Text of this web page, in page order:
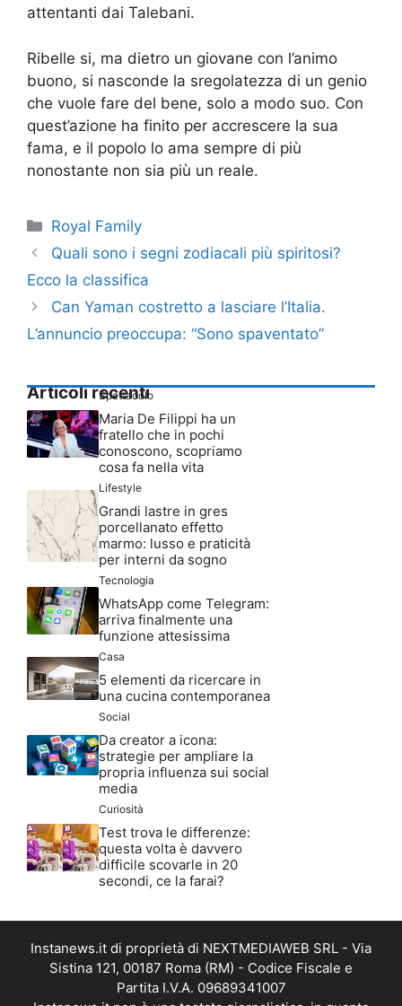
attentanti dai Talebani.
Ribelle si, ma dietro un giovane con l’animo
buono, si nasconde la sregolatezza di un genio
che vuole fare del bene, solo a modo suo. Con
quest’azione ha finito per accrescere la sua
fama, e il popolo lo ama sempre di più
nonostante non sia più un reale.
Categorie
Royal Family
Quali sono i segni zodiacali più spiritosi?
Ecco la classifica
Can Yaman costretto a lasciare l’Italia.
L’annuncio preoccupa: “Sono spaventato”
Articoli recenti
Spettacolo
Maria De Filippi ha un
fratello che in pochi
conoscono, scopriamo
cosa fa nella vita
Lifestyle
Grandi lastre in gres
porcellanato effetto
marmo: lusso e praticità
per interni da sogno
Tecnologia
WhatsApp come Telegram:
arriva finalmente una
funzione attesissima
Casa
5 elementi da ricercare in
una cucina contemporanea
Social
Da creator a icona:
strategie per ampliare la
propria influenza sui social
media
Curiosità
Test trova le differenze:
questa volta è davvero
difficile scovarle in 20
secondi, ce la farai?
Instanews.it di proprietà di NEXTMEDIAWEB SRL - Via
Sistina 121, 00187 Roma (RM) - Codice Fiscale e
Partita I.V.A. 09689341007